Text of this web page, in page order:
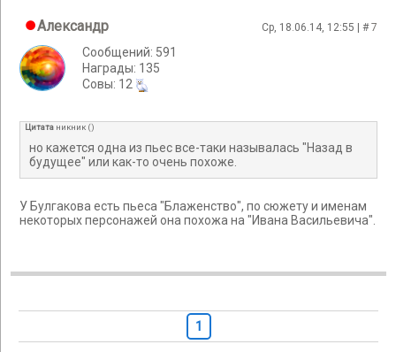
Александр Ср, 18.06.14, 12:55 | #7
Сообщений: 591
Награды: 135
Cовы: 12
Цитата никник ()
но кажется одна из пьес все-таки называлась "Назад в
будущее" или как-то очень похоже.
У Булгакова есть пьеса "Блаженство", по сюжету и именам
некоторых персонажей она похожа на "Ивана Васильевича".
1